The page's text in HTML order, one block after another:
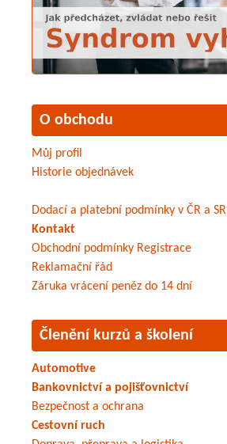
O obchodu
Můj profil
Historie objednávek
Dodací a platební podmínky v ČR a SR
Kontakt
Obchodní podmínky Registrace
Reklamační řád
Záruka vrácení peněz do 14 dní
Členění kurzů a školení
Automotive
Bankovnictví a pojišťovnictví
Bezpečnost a ochrana
Cestovní ruch